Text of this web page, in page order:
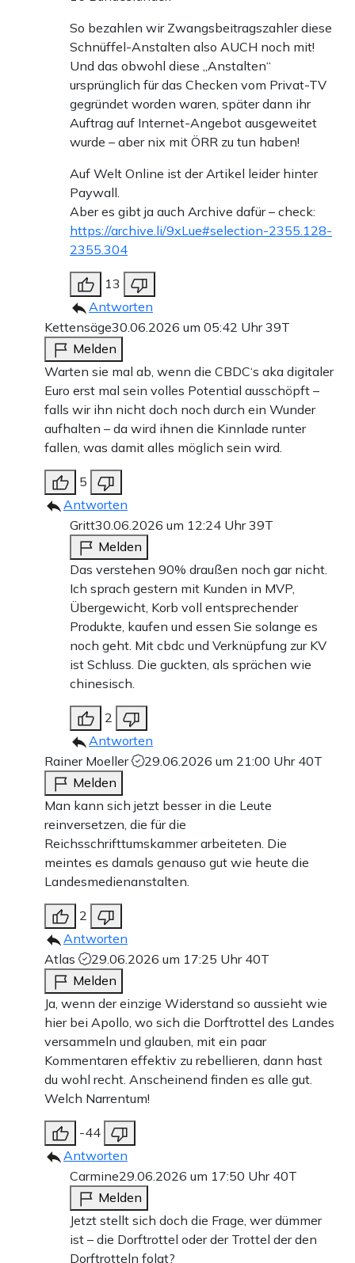
So bezahlen wir Zwangsbeitragszahler diese
Schnüffel-Anstalten also AUCH noch mit!
Und das obwohl diese „Anstalten“
ursprünglich für das Checken vom Privat-TV
gegründet worden waren, später dann ihr
Auftrag auf Internet-Angebot ausgeweitet
wurde – aber nix mit ÖRR zu tun haben!
Auf Welt Online ist der Artikel leider hinter
Paywall.
Aber es gibt ja auch Archive dafür – check:
https://archive.li/9xLue#selection-2355.128-
2355.304
13
Antworten
Kettensäge30.06.2026 um 05:42 Uhr39T
Melden
Warten sie mal ab, wenn die CBDC‘s aka digitaler
Euro erst mal sein volles Potential ausschöpft –
falls wir ihn nicht doch noch durch ein Wunder
aufhalten – da wird ihnen die Kinnlade runter
fallen, was damit alles möglich sein wird.
5
Antworten
Gritt30.06.2026 um 12:24 Uhr39T
Melden
Das verstehen 90% draußen noch gar nicht.
Ich sprach gestern mit Kunden in MVP,
Übergewicht, Korb voll entsprechender
Produkte, kaufen und essen Sie solange es
noch geht. Mit cbdc und Verknüpfung zur KV
ist Schluss. Die guckten, als sprächen wie
chinesisch.
2
Antworten
Rainer Moeller
29.06.2026 um 21:00 Uhr 40T
Melden
Man kann sich jetzt besser in die Leute
reinversetzen, die für die
Reichsschrifttumskammer arbeiteten. Die
meintes es damals genauso gut wie heute die
Landesmedienanstalten.
2
Antworten
Atlas
29.06.2026 um 17:25 Uhr 40T
Melden
Ja, wenn der einzige Widerstand so aussieht wie
hier bei Apollo, wo sich die Dorftrottel des Landes
versammeln und glauben, mit ein paar
Kommentaren effektiv zu rebellieren, dann hast
du wohl recht. Anscheinend finden es alle gut.
Welch Narrentum!
-44
Antworten
Carmine29.06.2026 um 17:50 Uhr 40T
Melden
Jetzt stellt sich doch die Frage, wer dümmer
ist – die Dorftrottel oder der Trottel der den
Dorftrotteln folgt?